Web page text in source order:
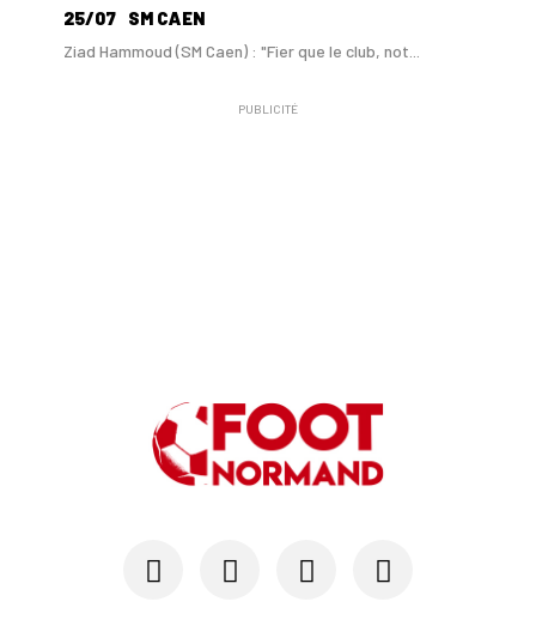
25/07 SM CAEN
Ziad Hammoud (SM Caen) : "Fier que le club, not...
SM CAEN - MERCATO
SM CAEN - MERCATO
Avec Mohamed Hafid, Malherbe veut frapper un gr...
SM Caen : Julien Meilhac quitte la direction de...
PUBLICITÉ